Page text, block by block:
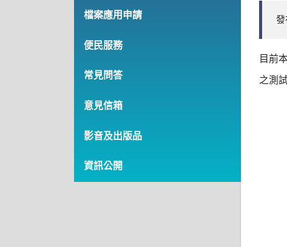
檔案應用申請
便民服務
常見問答
意見信箱
影音及出版品
資訊公開
目前
之測